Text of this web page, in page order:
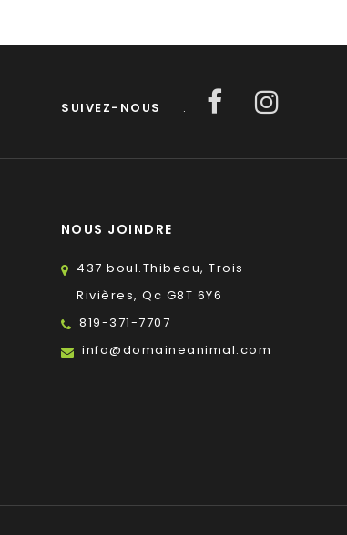
SUIVEZ-NOUS :
NOUS JOINDRE
437 boul.Thibeau, Trois-
Rivières, Qc G8T 6Y6
819-371-7707
info@domaineanimal.com